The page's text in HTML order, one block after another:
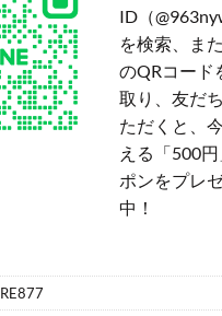
ID（
を検索、ま
のQRコード
取り、友だ
ただくと、
える「500
ポンをプレ
中！
RE877